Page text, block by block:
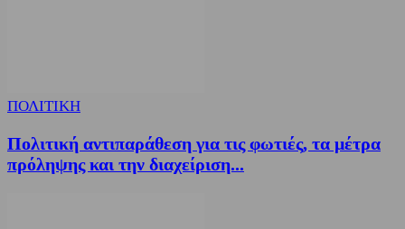
ΠΟΛΙΤΙΚΗ
Πολιτική αντιπαράθεση για τις φωτιές, τα μέτρα
πρόληψης και την διαχείριση...